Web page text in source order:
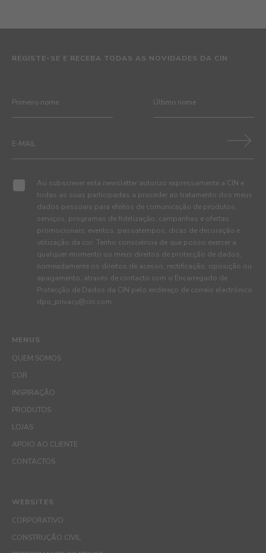
MENUS
QUEM SOMOS
COR
INSPIRAÇÃO
PRODUTOS
LOJAS
APOIO AO CLIENTE
CONTACTOS
REGISTE-SE E RECEBA TODAS AS NOVIDADES DA CIN
Ao subscrever esta newsletter autorizo expressamente a CIN e
todas as suas participadas a proceder ao tratamento dos meus
dados pessoais para efeitos de comunicação de produtos,
serviços, programas de fidelização, campanhas e ofertas
promocionais, eventos, passatempos, dicas de decoração e
utilização da cor. Tenho consciência de que posso exercer a
qualquer momento os meus direitos de protecção de dados,
nomeadamente os direitos de acesso, rectificação, oposição ou
apagamento, através de contacto com o Encarregado de
Protecção de Dados da CIN pelo endereço de correio electrónico
dpo_privacy@cin.com
WEBSITES
CORPORATIVO
CONSTRUÇÃO CIVIL